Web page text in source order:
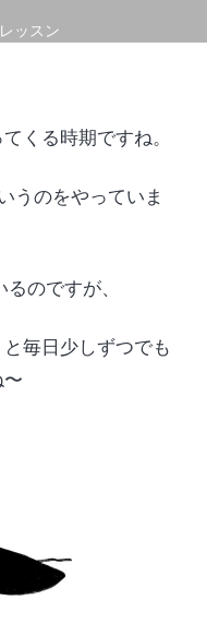
ッスン
くる時期ですね。
うのをやっていま
のですが、
毎日少しずつでも